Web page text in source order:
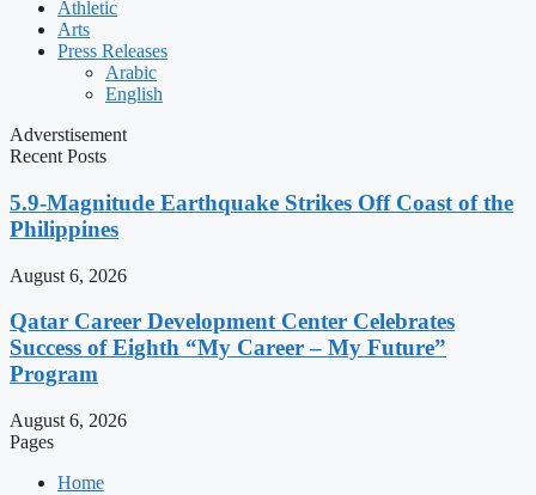
Athletic
Arts
Press Releases
Arabic
English
Adverstisement
Recent Posts
5.9-Magnitude Earthquake Strikes Off Coast of the
Philippines
August 6, 2026
Qatar Career Development Center Celebrates
Success of Eighth “My Career – My Future”
Program
August 6, 2026
Pages
Home